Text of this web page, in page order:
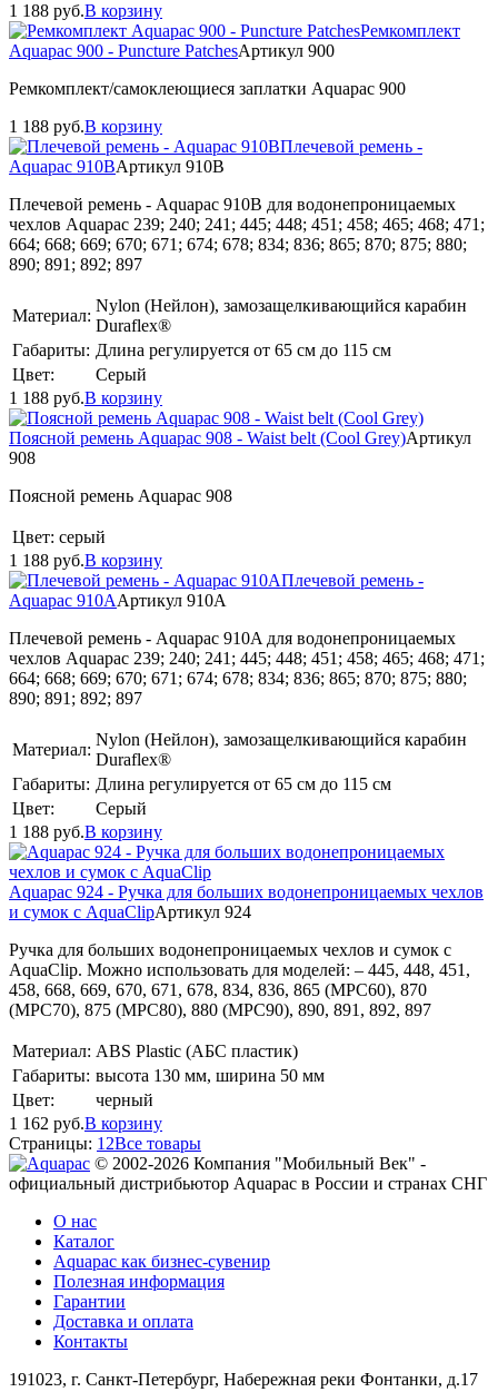
1 188 руб.В корзину
Ремкомплект
Aquapac 900 - Puncture PatchesАртикул 900
Ремкомплект/самоклеющиеся заплатки Aquapac 900
1 188 руб.В корзину
Плечевой ремень -
Aquapac 910BАртикул 910B
Плечевой ремень - Aquapac 910B для водонепроницаемых
чехлов Aquapac 239; 240; 241; 445; 448; 451; 458; 465; 468; 471;
664; 668; 669; 670; 671; 674; 678; 834; 836; 865; 870; 875; 880;
890; 891; 892; 897
Материал:
Nylon (Нейлон), замозащелкивающийся карабин
Duraflex®
Габариты: Длина регулируется от 65 см до 115 см
Цвет:
Серый
1 188 руб.В корзину
Поясной ремень Aquapac 908 - Waist belt (Cool Grey)Артикул
908
Поясной ремень Aquapac 908
Цвет: серый
1 188 руб.В корзину
Плечевой ремень -
Aquapac 910AАртикул 910A
Плечевой ремень - Aquapac 910A для водонепроницаемых
чехлов Aquapac 239; 240; 241; 445; 448; 451; 458; 465; 468; 471;
664; 668; 669; 670; 671; 674; 678; 834; 836; 865; 870; 875; 880;
890; 891; 892; 897
Материал:
Nylon (Нейлон), замозащелкивающийся карабин
Duraflex®
Габариты: Длина регулируется от 65 см до 115 см
Цвет:
Серый
1 188 руб.В корзину
Aquapac 924 - Ручка для больших водонепроницаемых чехлов
и сумок с AquaClipАртикул 924
Ручка для больших водонепроницаемых чехлов и сумок с
AquaClip. Можно использовать для моделей: – 445, 448, 451,
458, 668, 669, 670, 671, 678, 834, 836, 865 (MPC60), 870
(MPC70), 875 (MPC80), 880 (MPC90), 890, 891, 892, 897
Материал: ABS Plastic (АБС пластик)
Габариты: высота 130 мм, ширина 50 мм
Цвет:
черный
1 162 руб.В корзину
Страницы: 1 2Все товары
© 2002-2026 Компания "Мобильный Век" -
официальный дистрибьютор Aquapac в России и странах СНГ
О нас
Каталог
Aquapac как бизнес-сувенир
Полезная информация
Гарантии
Доставка и оплата
Контакты
191023, г. Санкт-Петербург, Набережная реки Фонтанки, д.17